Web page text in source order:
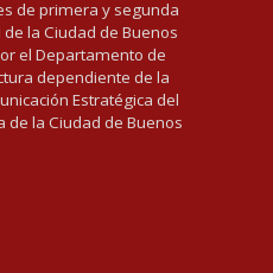
de primera y segunda
la Ciudad de Buenos
el Departamento de
dependiente de la
Estratégica del
de la Ciudad de Buenos